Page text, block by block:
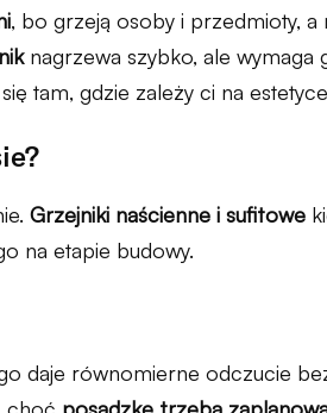
, bo grzeją osoby i przedmioty, a
nagrzewa szybko, ale wymaga
tam, gdzie zależy ci na
Grzejniki naścienne i sufitowe
na etapie budowy.
daje równomierne odczucie